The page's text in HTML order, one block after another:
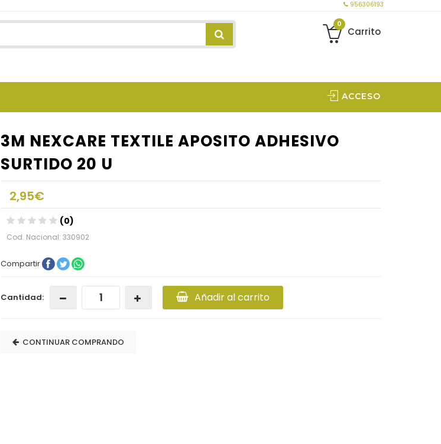
956306193
0
Carrito
ACCESO
3M NEXCARE TEXTILE APOSITO ADHESIVO
SURTIDO 20 U
2,95€
(0)
Cod. Nacional: 330902
Compartir
Cantidad: Añadir al carrito
CONTINUAR COMPRANDO